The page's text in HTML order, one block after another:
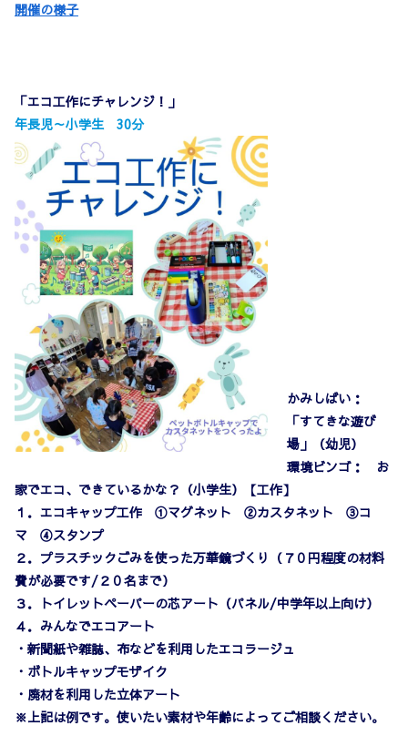
開催の様子
「エコ工作にチャレンジ！」
年長児～小学生 30分
かみしばい：
「すてきな遊び
場」（幼児）
環境ビンゴ： お
家でエコ、できているかな？（小学生）【工作】
１．エコキャップ工作 ①マグネット ②カスタネット ③コ
マ ④スタンプ
２．プラスチックごみを使った万華鏡づくり（７０円程度の材料
費が必要です/２０名まで）
３．トイレットペーパーの芯アート（パネル/中学年以上向け）
４．みんなでエコアート
・新聞紙や雑誌、布などを利用したエコラージュ
・ボトルキャップモザイク
・廃材を利用した立体アート
※上記は例です。使いたい素材や年齢によってご相談ください。